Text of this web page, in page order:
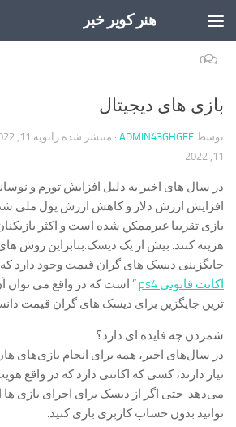
هنر کویر خبر
0
بازی های دیجیتال
توسط ADMIN43GHGEE · منتشر شده ژانویه 11, 2022
11, 2022
در سال های اخیر به دلیل افزایش تورم و
افزایش ارزش دلار و کاهش ارزش پول ملی
بازی تقریبا غیرممکن شده است و اکثر
هزینه کنند. بیش از یک دیسک.بنابراین روش
جایگزینی دیسک های گران قیمت وجود دارد که
اکانت قانونی ps4
” است که در واقع می توان
ترین جایگزین برای دیسک های گران قیمت
شمردن چه فایده ای دارد؟
در سال‌های اخیر، همه برای انجام بازی‌های
نیاز دارند، کسی که اکانتی دارد که در واقع
می‌دهد. حتی اگر از دیسک برای اجرای بازی ها
توانید بدون حساب کاربری بازی کنید.